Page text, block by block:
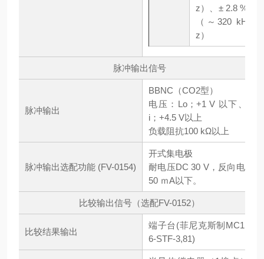
z）、± 2.8 %
（～320 kH
z）
脉冲输出信号
脉冲输出
BBNC（CO2型）
电压：Lo；+1 V 以下、H
i；+4.5 V以上
负载阻抗100 kΩ以上
脉冲输出选配功能 (FV-0154)
开式集电极
耐电压DC 30 V，反向电流
50 ｍA以下。
比较输出信号（选配FV-0152）
比较结果输出
端子台(菲尼克斯制MC1,5/
6-STF-3,81)